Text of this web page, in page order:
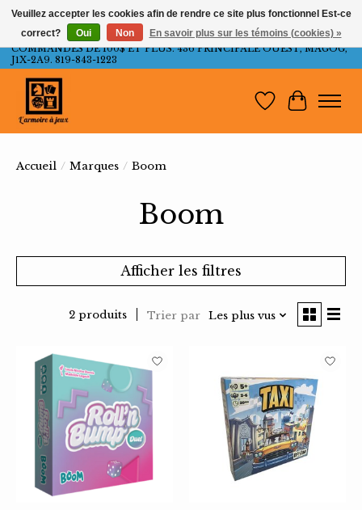
LIVRAISON GRATUITE AU QUÉBEC ET ONTARIO POUR LES
COMMANDES DE 100$ ET PLUS. 436 PRINCIPALE OUEST, MAGOG,
J1X-2A9. 819-843-1223
Liste dePanier
Accueil / Marques / Boom
Boom
Afficher les filtres
2 produits Trier par Les plus vus
Veuillez accepter les cookies afin de rendre ce site plus fonctionnel Est-ce
correct?
Oui Non En savoir plus sur les témoins (cookies) »